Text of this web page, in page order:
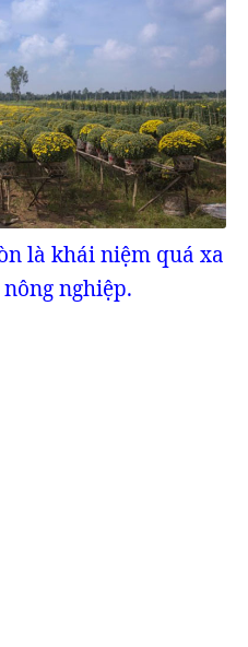
là khái niệm quá xa
nghiệp.